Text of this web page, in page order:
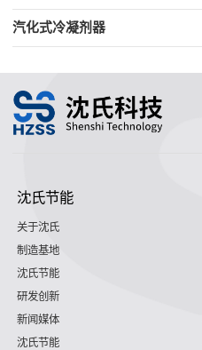
汽化式冷凝剂器
沈氏节能
关于沈氏
制造基地
沈氏节能
研发创新
新闻媒体
沈氏节能